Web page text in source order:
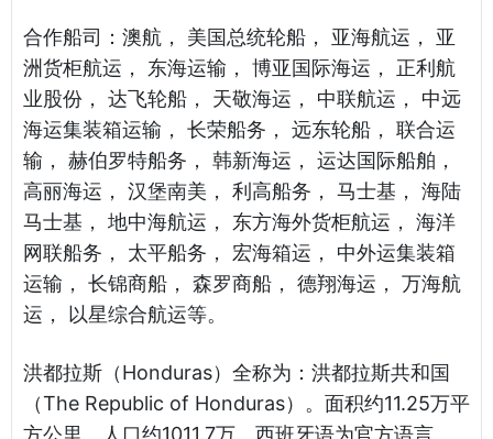
合作船司：澳航， 美国总统轮船， 亚海航运， 亚
洲货柜航运， 东海运输， 博亚国际海运， 正利航
业股份， 达飞轮船， 天敬海运， 中联航运， 中远
海运集装箱运输， 长荣船务， 远东轮船， 联合运
输， 赫伯罗特船务， 韩新海运， 运达国际船舶，
高丽海运， 汉堡南美， 利高船务， 马士基， 海陆
马士基， 地中海航运， 东方海外货柜航运， 海洋
网联船务， 太平船务， 宏海箱运， 中外运集装箱
运输， 长锦商船， 森罗商船， 德翔海运， 万海航
运， 以星综合航运等。
洪都拉斯（Honduras）全称为：洪都拉斯共和国
（The Republic of Honduras）。面积约11.25万平